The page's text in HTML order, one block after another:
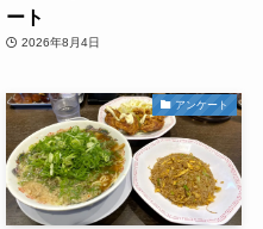
ート
2026年8月4日
アンケート